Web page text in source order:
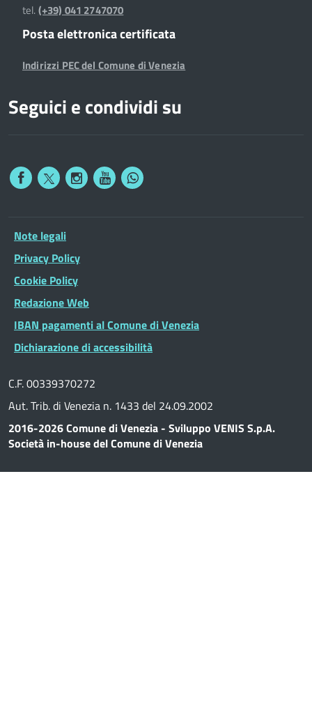
tel.(+39) 041 2747070
Posta elettronica certificata
Indirizzi PEC del Comune di Venezia
Seguici e condividi su
Note legali
Privacy Policy
Cookie Policy
Redazione Web
IBAN pagamenti al Comune di Venezia
Dichiarazione di accessibilità
C.F. 00339370272
Aut. Trib. di Venezia n. 1433 del 24.09.2002
2016-2026 Comune di Venezia - Sviluppo VENIS S.p.A.
Società in-house del Comune di Venezia